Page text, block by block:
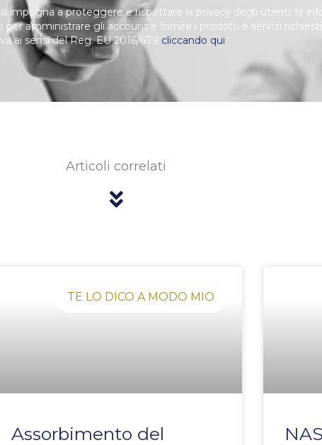
impegna a proteggere e rispettare la privacy degli utenti: le
per amministrare gli account e fornire i prodotti e servizi
ai sensi del Reg. EU 2016/679 cliccando qui
Articoli correlati
TE LO DICO A MODO MIO
Assorbimento del